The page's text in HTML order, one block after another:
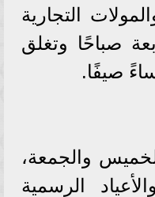
التجارية
صباحًا وتغلق
صيفًا.
والجمعة،
الرسمية